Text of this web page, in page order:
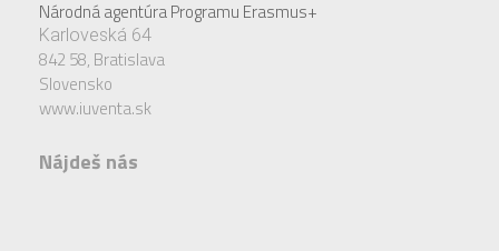
Národná agentúra Programu Erasmus+
Karloveská 64
842 58, Bratislava
Slovensko
www.iuventa.sk
Nájdeš nás